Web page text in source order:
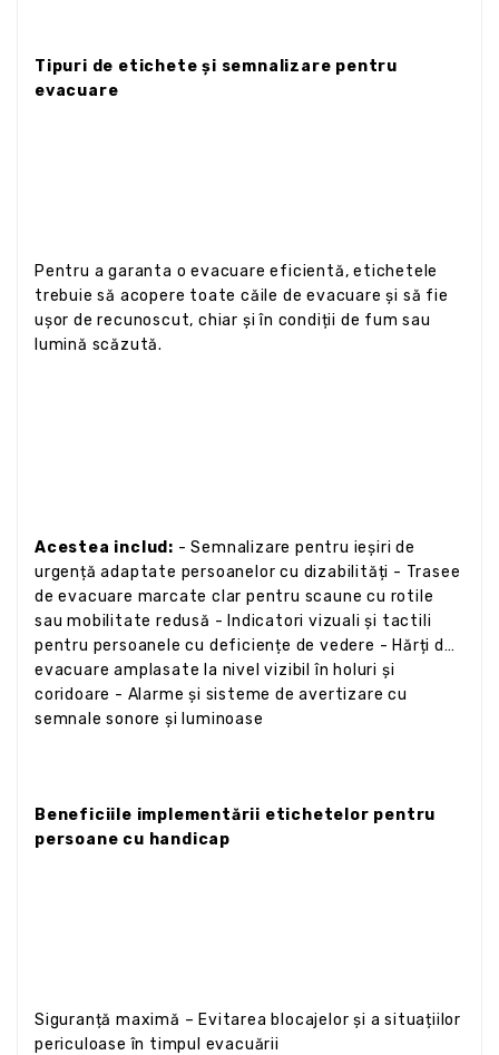
Tipuri de etichete și semnalizare pentru
evacuare
Pentru a garanta o evacuare eficientă, etichetele
trebuie să acopere toate căile de evacuare și să fie
ușor de recunoscut, chiar și în condiții de fum sau
lumină scăzută.
Acestea includ: - Semnalizare pentru ieșiri de
urgență adaptate persoanelor cu dizabilități - Trasee
de evacuare marcate clar pentru scaune cu rotile
sau mobilitate redusă - Indicatori vizuali și tactili
pentru persoanele cu deficiențe de vedere - Hărți de
evacuare amplasate la nivel vizibil în holuri și
coridoare - Alarme și sisteme de avertizare cu
semnale sonore și luminoase
Beneficiile implementării etichetelor pentru
persoane cu handicap
Siguranță maximă – Evitarea blocajelor și a situațiilor
periculoase în timpul evacuării